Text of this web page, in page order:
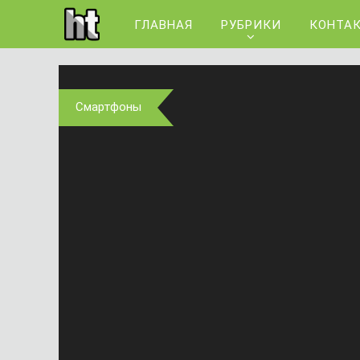
ГЛАВНАЯ РУБРИКИ
Смартфоны